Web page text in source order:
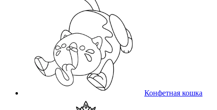
Конфетная кошка